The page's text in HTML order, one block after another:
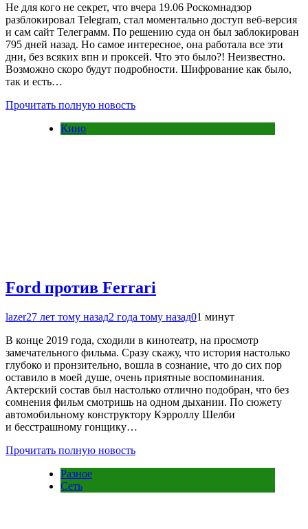
Не для кого не секрет, что вчера 19.06 Роскомнадзор
разблокировал Telegram, стал моментально доступ веб-версия
и сам сайт Телеграмм. По решению суда он был заблокирован
795 дней назад. Но самое интересное, она работала все эти
дни, без всяких впн и проксей. Что это было?! Неизвестно.
Возможно скоро будут подробности. Шифрование как было,
так и есть…
Прочитать полную новость
Кино
Ford против Ferrari
lazer27 лет тому назад2 года тому назад01 минут
В конце 2019 года, сходили в кинотеатр, на просмотр
замечательного фильма. Сразу скажу, что история настолько
глубоко и пронзительно, вошла в сознание, что до сих пор
оставило в моей душе, очень приятные воспоминания.
Актерский состав был настолько отлично подобран, что без
сомнения фильм смотришь на одном дыхании. По сюжету
автомобильному конструктору Кэрроллу Шелби
и бесстрашному гонщику…
Прочитать полную новость
Разное
Сеть